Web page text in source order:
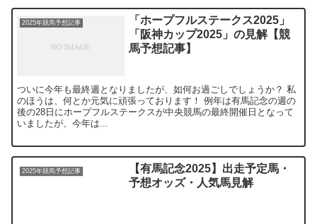
2025年競馬予想記事
「ホープフルステークス2025」
「阪神カップ2025」の見解【競
馬予想記事】
ついに今年も最終週となりましたが、如何お過ごしでしょうか？ 私
のほうは、何とか元気に頑張っております！ 例年は有馬記念の週の
後の28日にホープフルステークスが中央競馬の最終開催日となって
いましたが、今年は...
2025年競馬予想記事
【有馬記念2025】出走予定馬・
予想オッズ・人気馬見解